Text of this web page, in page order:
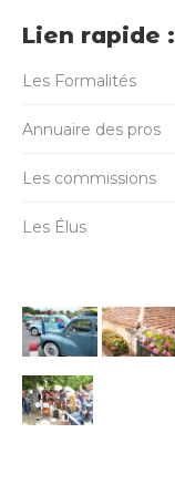
Lien rapide :
Les Formalités
Annuaire des pros
Les commissions
Les Élus